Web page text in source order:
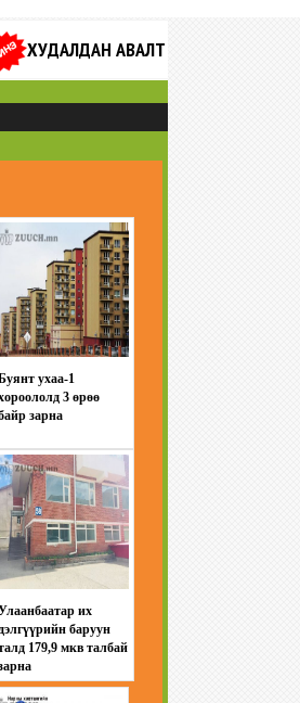
ХУДАЛДАН АВАЛТ
ухаа-1
3 өрөө
зарна
их
баруун
179,9 мкв талбай